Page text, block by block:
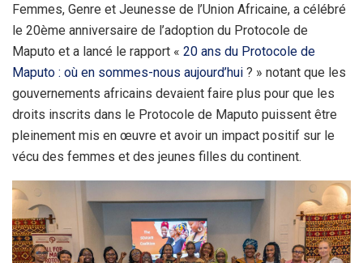
Femmes, Genre et Jeunesse de l’Union Africaine, a célébré
le 20ème anniversaire de l’adoption du Protocole de
Maputo et a lancé le rapport « 20 ans du Protocole de
Maputo : où en sommes-nous aujourd’hui ? » notant que les
gouvernements africains devaient faire plus pour que les
droits inscrits dans le Protocole de Maputo puissent être
pleinement mis en œuvre et avoir un impact positif sur le
vécu des femmes et des jeunes filles du continent.